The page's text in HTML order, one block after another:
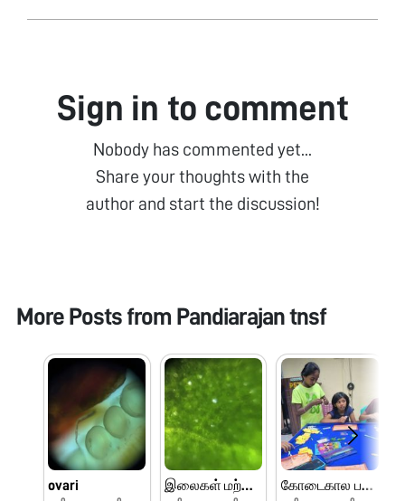
Sign in to comment
Nobody has commented yet...
Share your thoughts with the
author and start the discussion!
More Posts from Pandiarajan tnsf
ovari இலைகள் மற்றும் பூக்களின் பாகங்கள் கோடைகால பயிற்சி முகாம் பெரியார் அறிவியல் மையம்